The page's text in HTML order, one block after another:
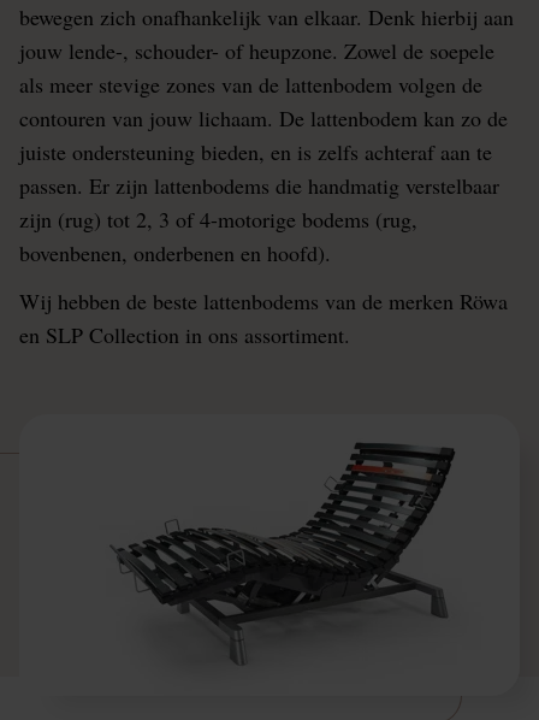
bewegen zich onafhankelijk van elkaar. Denk hierbij aan
jouw lende-, schouder- of heupzone. Zowel de soepele
als meer stevige zones van de lattenbodem volgen de
contouren van jouw lichaam. De lattenbodem kan zo de
juiste ondersteuning bieden, en is zelfs achteraf aan te
passen. Er zijn lattenbodems die handmatig verstelbaar
zijn (rug) tot 2, 3 of 4-motorige bodems (rug,
bovenbenen, onderbenen en hoofd).
Wij hebben de beste lattenbodems van de merken Röwa
en SLP Collection in ons assortiment.